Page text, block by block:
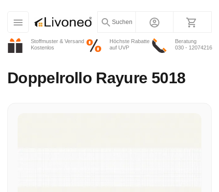
Stoffmuster & Versand
Kostenlos
Höchste Rabatte
auf UVP
Beratung
030 - 12074216
Suchen
Doppelrollo Rayure 5018